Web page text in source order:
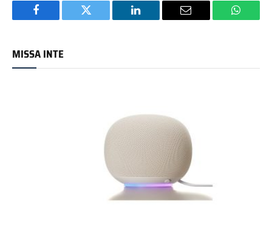
Facebook Twitter LinkedIn Email
MISSA INTE